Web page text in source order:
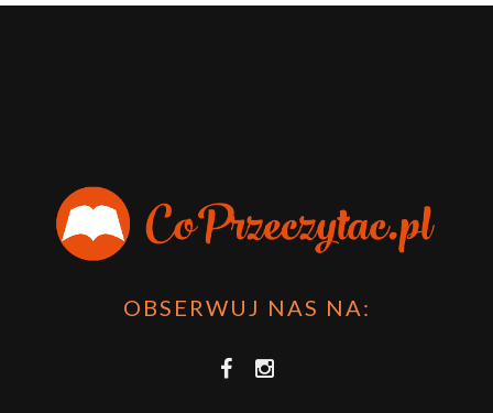
OBSERWUJ NAS NA: